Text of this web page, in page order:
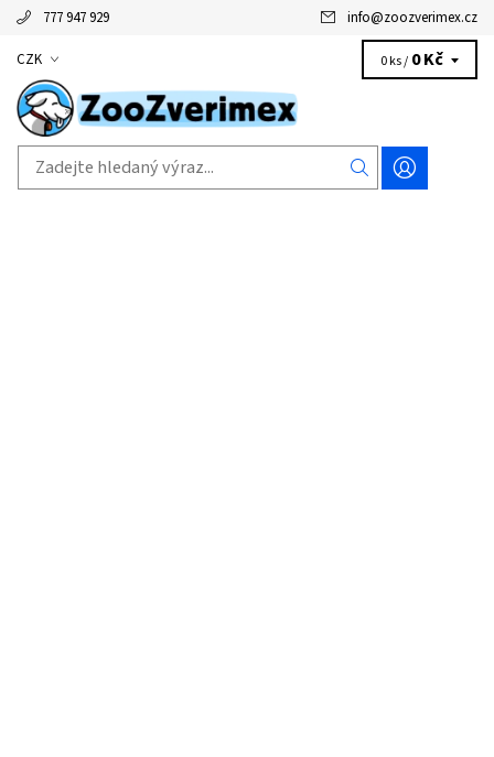
777 947 929 info@zoozverimex.cz
CZK 0 ks / 0 Kč